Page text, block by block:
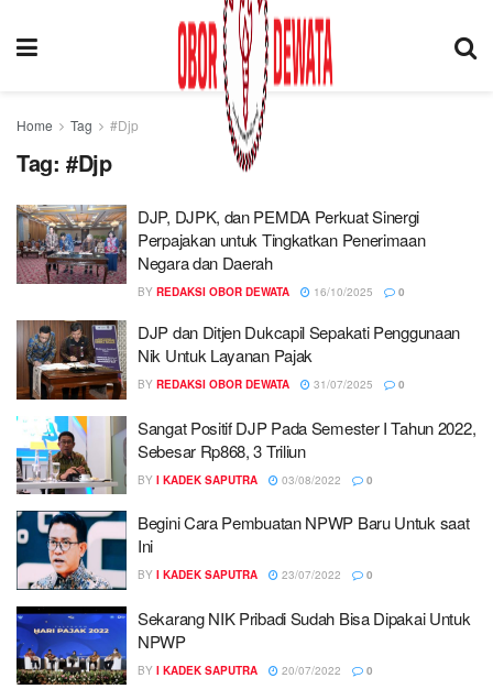
Home Tag #Djp
Tag: #Djp
DJP, DJPK, dan PEMDA Perkuat Sinergi
Perpajakan untuk Tingkatkan Penerimaan
Negara dan Daerah
BY REDAKSI OBOR DEWATA 16/10/2025 0
DJP dan Ditjen Dukcapil Sepakati Penggunaan
Nik Untuk Layanan Pajak
BY REDAKSI OBOR DEWATA 31/07/2025 0
Sangat Positif DJP Pada Semester I Tahun 2022,
Sebesar Rp868, 3 Triliun
BY I KADEK SAPUTRA 03/08/2022 0
Begini Cara Pembuatan NPWP Baru Untuk saat
Ini
BY I KADEK SAPUTRA 23/07/2022 0
Sekarang NIK Pribadi Sudah Bisa Dipakai Untuk
NPWP
BY I KADEK SAPUTRA 20/07/2022 0